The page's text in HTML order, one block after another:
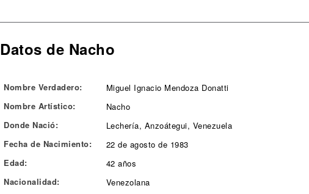
Datos de Nacho
Nombre Verdadero:
Miguel Ignacio Mendoza Donatti
Nombre Artístico:
Nacho
Donde Nació:
Lechería, Anzoátegui, Venezuela
Fecha de Nacimiento:
22 de agosto de 1983
Edad:
42 años
Nacionalidad:
Venezolana